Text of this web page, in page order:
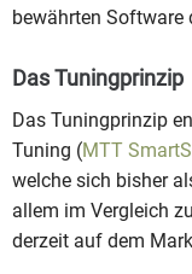
bewährten Software
Das Tuningprinzip
Das Tuningprinzip
Tuning (MTT
welche sich bisher
allem im Vergleich
derzeit auf dem